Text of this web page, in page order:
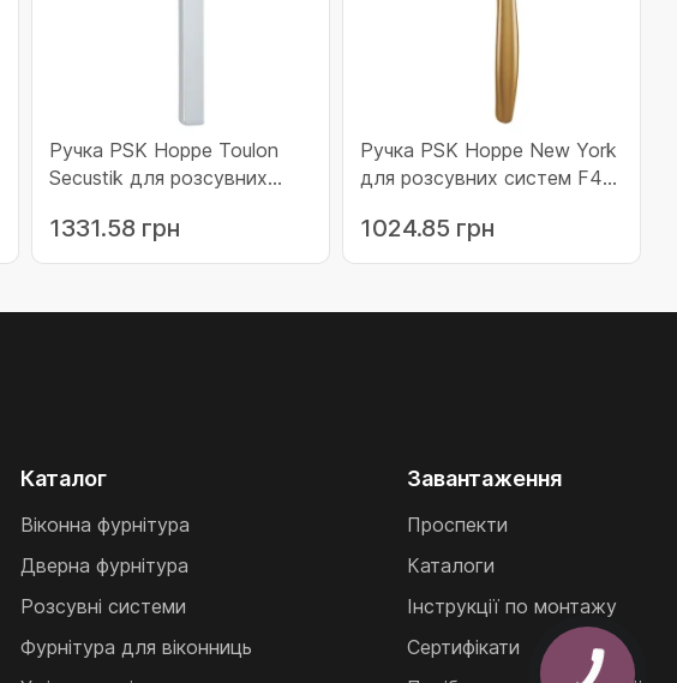
Ручка PSK Hoppe Toulon
Secustik для розсувних
(10790042)
1331.58 грн
Ручка PSK Hoppe New York
для розсувних систем F4
1024.85 грн
Каталог
Віконна фурнітура
Дверна фурнітура
Розсувні системи
Фурнітура для віконниць
Завантаження
Проспекти
Каталоги
Інструкції по монтажу
Сертифікати